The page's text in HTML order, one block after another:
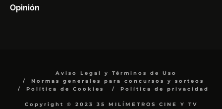
Opinión
Aviso Legal y Términos de Uso
Normas generales para concursos y sorteos
Política de Cookies
Política de privacidad
Copyright © 2023 35 MILÍMETROS CINE Y TV